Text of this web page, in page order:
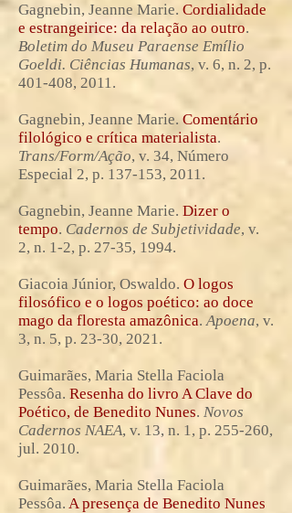
Gagnebin, Jeanne Marie. Cordialidade
e estrangeirice: da relação ao outro.
Boletim do Museu Paraense Emílio
Goeldi. Ciências Humanas, v. 6, n. 2, p.
401-408, 2011.
Gagnebin, Jeanne Marie. Comentário
filológico e crítica materialista.
Trans/Form/Ação, v. 34, Número
Especial 2, p. 137-153, 2011.
Gagnebin, Jeanne Marie. Dizer o
tempo. Cadernos de Subjetividade, v.
2, n. 1-2, p. 27-35, 1994.
Giacoia Júnior, Oswaldo. O logos
filosófico e o logos poético: ao doce
mago da floresta amazônica.Apoena, v.
3, n. 5, p. 23-30, 2021.
Guimarães, Maria Stella Faciola
Pessôa. Resenha do livro A Clave do
Poético, de Benedito Nunes. Novos
Cadernos NAEA, v. 13, n. 1, p. 255-260,
jul. 2010.
Guimarães, Maria Stella Faciola
Pessôa. A presença de Benedito Nunes